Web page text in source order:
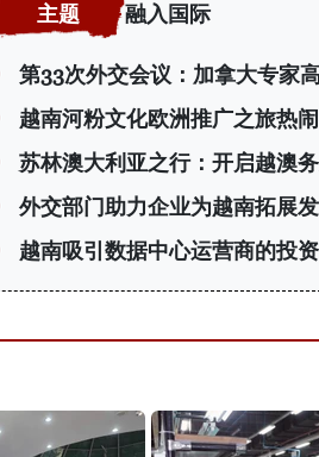
融入国际
第33次外交会议：加拿大专家
越南河粉文化欧洲推广之旅热
苏林澳大利亚之行：开启越澳
外交部门助力企业为越南拓展
越南吸引数据中心运营商的投资